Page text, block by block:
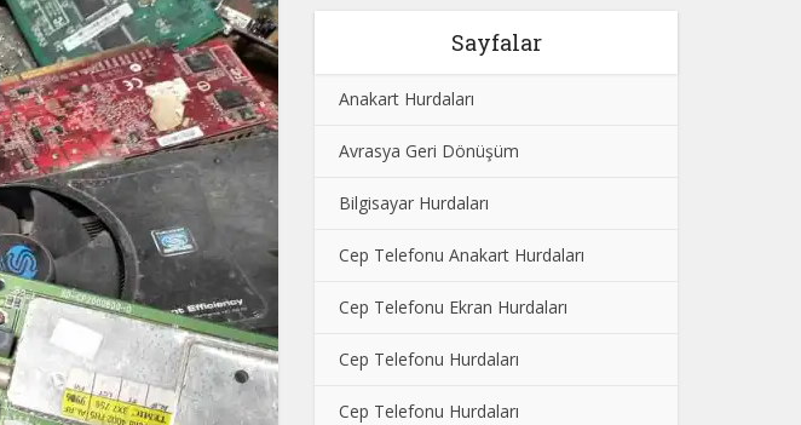
Sayfalar
Anakart Hurdaları
Avrasya Geri Dönüşüm
Bilgisayar Hurdaları
Cep Telefonu Anakart Hurdaları
Cep Telefonu Ekran Hurdaları
Cep Telefonu Hurdaları
Cep Telefonu Hurdaları